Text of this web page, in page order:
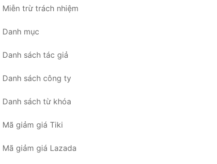
Miễn trừ trách nhiệm
Danh mục
Danh sách tác giả
Danh sách công ty
Danh sách từ khóa
Mã giảm giá Tiki
Mã giảm giá Lazada